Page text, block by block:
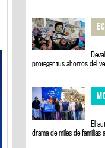
proteger tus ahorros del
El
drama de miles de familias